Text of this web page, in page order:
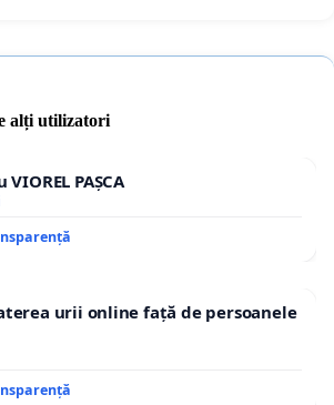
alți utilizatori
PAȘCA
urii online față de persoanele